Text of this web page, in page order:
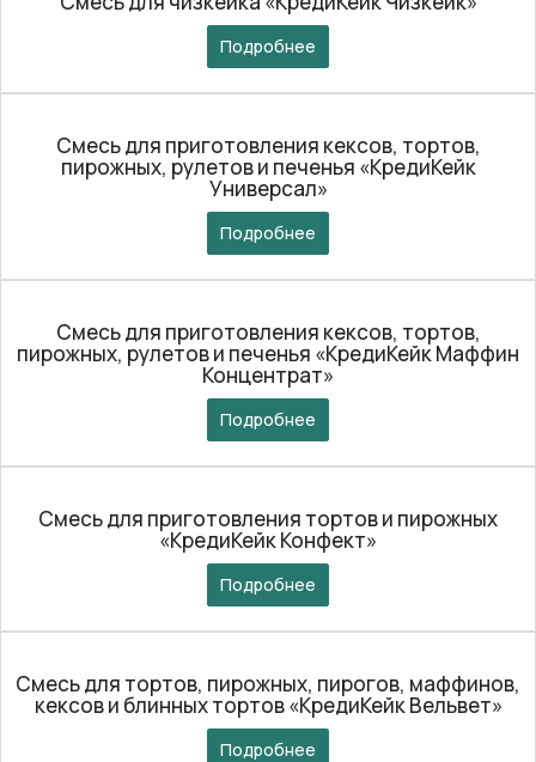
Подробнее
Смесь для приготовления кексов, тортов,
пирожных, рулетов и печенья «КредиКейк
Универсал»
Подробнее
Смесь для приготовления кексов, тортов,
пирожных, рулетов и печенья «КредиКейк Маффин
Концентрат»
Подробнее
Смесь для приготовления тортов и пирожных
«КредиКейк Конфект»
Подробнее
Смесь для тортов, пирожных, пирогов, маффинов,
кексов и блинных тортов «КредиКейк Вельвет»
Подробнее